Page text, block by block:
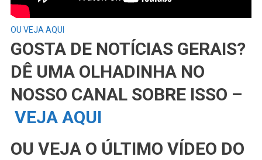
OU VEJA AQUI
GOSTA DE NOTÍCIAS GERAIS?
DÊ UMA OLHADINHA NO
NOSSO CANAL SOBRE ISSO –
VEJA AQUI
OU VEJA O ÚLTIMO VÍDEO DO